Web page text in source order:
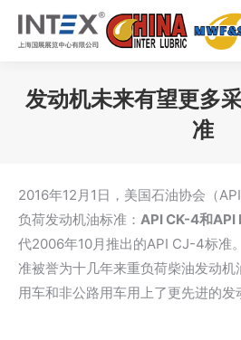
发动机未来有望更多
准
2016年12月1日，美国石油协会（
负荷发动机油标准： API CK-4和API
代2006年10月推出的API CJ-4标准
准被誉为十几年来重负荷柴油发动
用车和非公路用车用上了更先进的发